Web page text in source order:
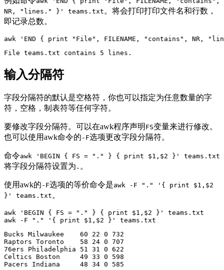
NR, "lines." }' teams.txt 。将会打印打印文件名和行数，
即记录总数。
awk 'END { print "File", FILENAME, "contains", NR,
输入分隔符
字段分隔符的默认是空格符，你也可以指定为任意数量的字
符，空格，制表符等任何字符。
要修改字段分隔符。可以在awk程序声明 FS变量来进行修改。
也可以使用awk命令的 -F选项更改字段分隔符。
命令awk 'BEGIN { FS = "." } { print $1,$2 }' teams.txt
将字段分隔符设置为 . 。
使用awk的 -F选项的等价命令是awk -F "." '{ print $1,$2
}' teams.txt 。
awk 'BEGIN { FS = "." } { print $1,$2 }' teams.txt
awk -F "." '{ print $1,$2 }' teams.txt
Bucks Milwaukee    60 22 0 732
Raptors Toronto    58 24 0 707
76ers Philadelphia 51 31 0 622
Celtics Boston     49 33 0 598
Pacers Indiana     48 34 0 585